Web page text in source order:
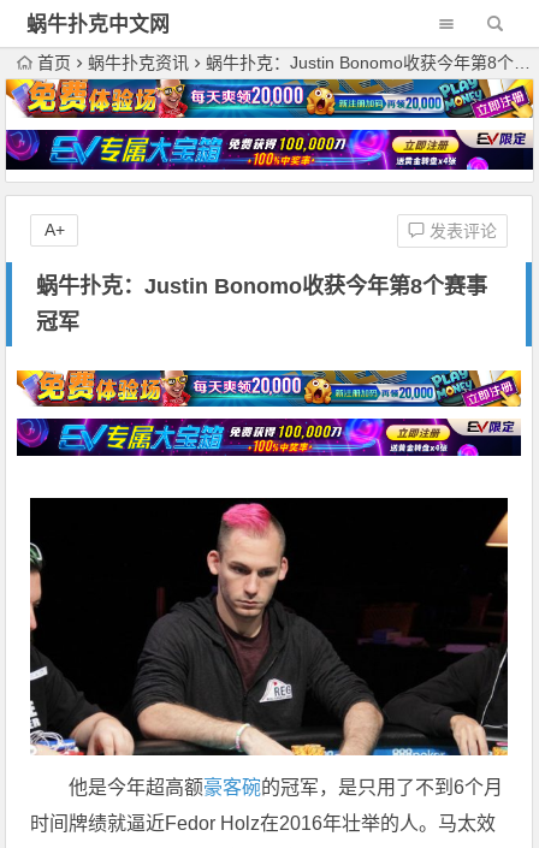
蜗牛扑克中文网
首页 蜗牛扑克资讯 蜗牛扑克：Justin Bonomo收获今年第8个赛事冠军
蜗牛扑克：Justin Bonomo收获今年第8个赛事
冠军
发表评论
A+
他是今年超高额豪客碗的冠军，是只用了不到6个月
时间牌绩就逼近Fedor Holz在2016年壮举的人。马太效